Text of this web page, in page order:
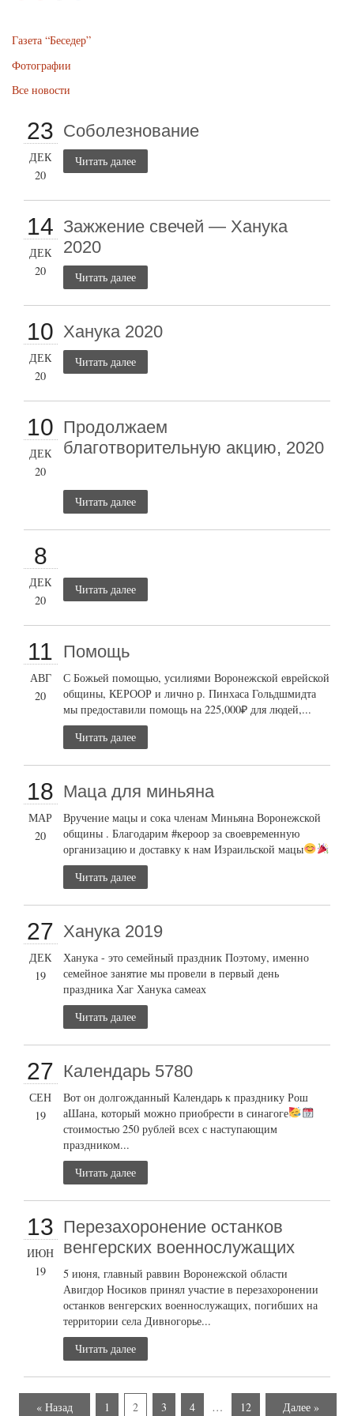
Газета “Беседер”
Фотографии
Все новости
23
ДЕК
20
Соболезнование
Читать далее
14
ДЕК
20
Зажжение свечей — Ханука
2020
Читать далее
10
ДЕК
20
Ханука 2020
Читать далее
10
ДЕК
20
Продолжаем
благотворительную акцию, 2020
Читать далее
8
ДЕК
20
Читать далее
11
АВГ
20
Помощь
С Божьей помощью, усилиями Воронежской еврейской
общины, КЕРООР и лично р. Пинхаса Гольдшмидта
мы предоставили помощь на 225,000₽ для людей,...
Читать далее
18
МАР
20
Маца для миньяна
Вручение мацы и сока членам Миньяна Воронежской
общины . Благодарим #кероор за своевременную
организацию и доставку к нам Израильской мацы
Читать далее
27
ДЕК
19
Ханука 2019
Ханука - это семейный праздник Поэтому, именно
семейное занятие мы провели в первый день
праздника Хаг Ханука самеах
Читать далее
27
СЕН
19
Календарь 5780
Вот он долгожданный Календарь к празднику Рош
аШана, который можно приобрести в синагоге
стоимостью 250 рублей всех с наступающим
праздником...
Читать далее
13
ИЮН
19
Перезахоронение останков
венгерских военнослужащих
5 июня, главный раввин Воронежской области
Авигдор Носиков принял участие в перезахоронении
останков венгерских военнослужащих, погибших на
территории села Дивногорье...
Читать далее
« Назад 1 2 3 4 … 12 Далее »